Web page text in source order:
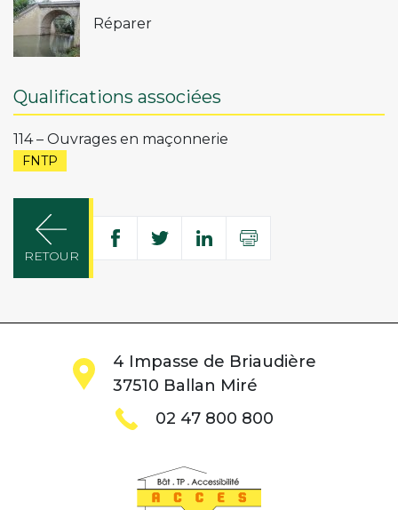
Réparer
Qualifications associées
114 – Ouvrages en maçonnerie
FNTP
Partager
RETOUR
PartagerPartagerPartagerImprimer
4 Impasse de Briaudière
37510 Ballan Miré
02 47 800 800